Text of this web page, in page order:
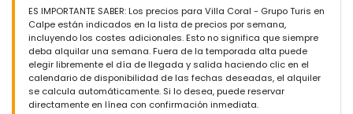
aeropuerto más cercano: El Altet (Alicante) (a menos de 100
kilómetros de la villa)
segundo aeropuerto más cercano: Manises (Valencia) (> 100
kilómetros)
transporte público cercano: autobús a menos de 100 metros
no se permite fumar
no se admiten mascotas
El alojamiento es muy adecuado para familias con niños
ES IMPORTANTE SABER: Los precios para Villa Coral - Grupo Turis en
Calpe están indicados en la lista de precios por semana,
incluyendo los costes adicionales. Esto no significa que siempre
deba alquilar una semana. Fuera de la temporada alta puede
elegir libremente el día de llegada y salida haciendo clic en el
calendario de disponibilidad de las fechas deseadas, el alquiler
se calcula automáticamente. Si lo desea, puede reservar
directamente en línea con confirmación inmediata.